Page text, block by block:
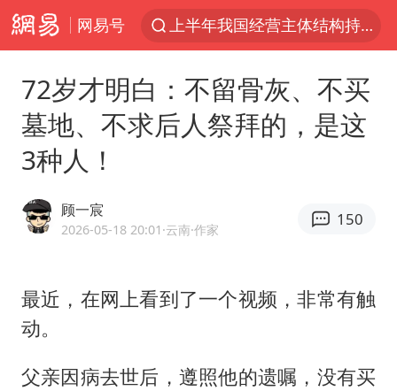
网易号
上半年我国经营主体结构持续优化
俄称边境州遭乌大规模袭击已致13伤
《披荆斩棘2026》阵容官宣
白海豚北上或致京津冀暴雨
美将每月供乌爱国者拦截导弹
上门女婿出轨女邻居多年被判重婚罪
72岁才明白：不留骨灰、不买
墓地、不求后人祭拜的，是这
3种人！
顾一宸
2026-05-18 20:01 ·云南·作家
150
最近，在网上看到了一个视频，非常有触
动。
父亲因病去世后，遵照他的遗嘱，没有买